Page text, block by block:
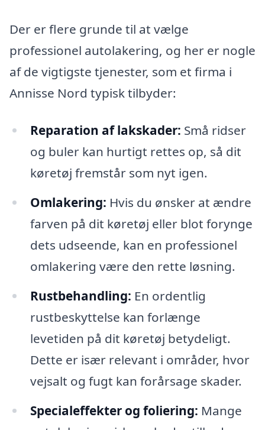
Der er flere grunde til at vælge
professionel autolakering, og her er nogle
af de vigtigste tjenester, som et firma i
Annisse Nord typisk tilbyder:
Reparation af lakskader: Små ridser
og buler kan hurtigt rettes op, så dit
køretøj fremstår som nyt igen.
Omlakering: Hvis du ønsker at ændre
farven på dit køretøj eller blot forynge
dets udseende, kan en professionel
omlakering være den rette løsning.
Rustbehandling: En ordentlig
rustbeskyttelse kan forlænge
levetiden på dit køretøj betydeligt.
Dette er især relevant i områder, hvor
vejsalt og fugt kan forårsage skader.
Specialeffekter og foliering: Mange